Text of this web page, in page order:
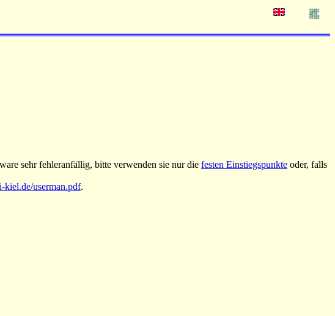
sehr fehleranfällig, bitte verwenden sie nur die festen Einstiegspunkte oder, falls
kiel.de/userman.pdf.